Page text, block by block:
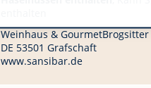
Weinhaus & GourmetBrogsitter
DE 53501 Grafschaft
www.sansibar.de